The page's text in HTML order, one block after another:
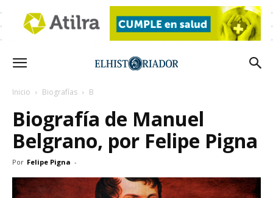
Inicio Biografías B
Biografía de Manuel
Belgrano, por Felipe Pigna
Por Felipe Pigna -